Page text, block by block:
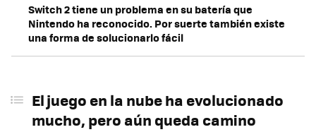
Switch 2 tiene un problema en su batería que
Nintendo ha reconocido. Por suerte también existe
una forma de solucionarlo fácil
El juego en la nube ha evolucionado
mucho, pero aún queda camino